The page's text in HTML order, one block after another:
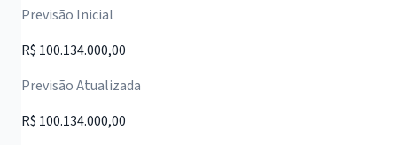
Previsão Inicial
R$ 100.134.000,00
Previsão Atualizada
R$ 100.134.000,00